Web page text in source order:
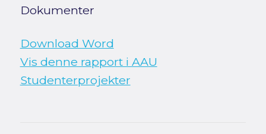
Dokumenter
Download Word
Vis denne rapport i AAU
Studenterprojekter